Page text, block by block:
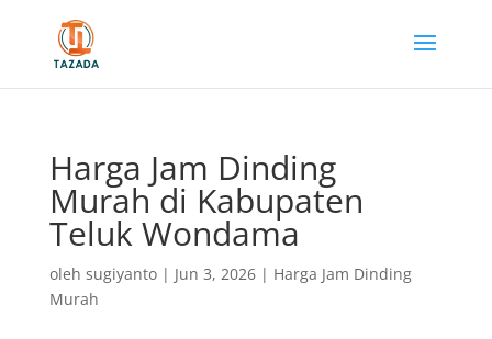
Harga Jam Dinding
Murah di Kabupaten
Teluk Wondama
oleh sugiyanto| Jun 3, 2026| Harga Jam Dinding
Murah